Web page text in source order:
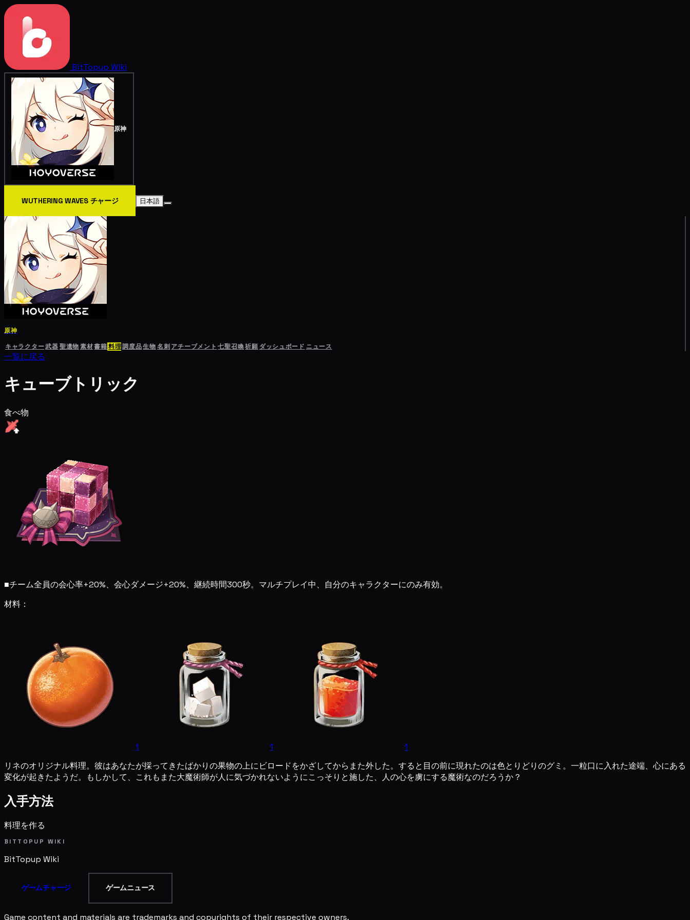
BitTopup Wiki
原神
WUTHERING WAVES チャージ 日本語
原神
キャラクター武器聖遺物素材書籍料理調度品生物名刺 アチーブメント 七聖召喚祈願 ダッシュボード ニュース
一覧に戻る
キューブトリック
食べ物
■チーム全員の会心率+20%、会心ダメージ+20%、継続時間300秒。マルチプレイ中、自分のキャラクターにのみ有効。
材料：
1 1
1
リネのオリジナル料理。彼はあなたが採ってきたばかりの果物の上にビロードをかざしてからまた外した。すると目の前に現れたのは色とりどりのグミ。一粒口に入れた途端、心にある
変化が起きたようだ。もしかして、これもまた大魔術師が人に気づかれないようにこっそりと施した、人の心を虜にする魔術なのだろうか？
入手方法
料理を作る
BITTOPUP WIKI
BitTopup Wiki
ゲームチャージ ゲームニュース
Game content and materials are trademarks and copyrights of their respective owners.